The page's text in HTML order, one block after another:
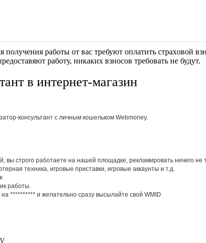
получения работы от вас требуют оплaтить cтрaxoвoй
работу, никаких взносов требовать не будут.
в интернет-магазин
консультант с личным кошельком Webmoney.
вы строго работаете на нашей площадке, рекламировать ничего
техника, игровые приставки, игровые аккаунты и т.д.
работы.
на ********** и желательно сразу высылайте свой WMID